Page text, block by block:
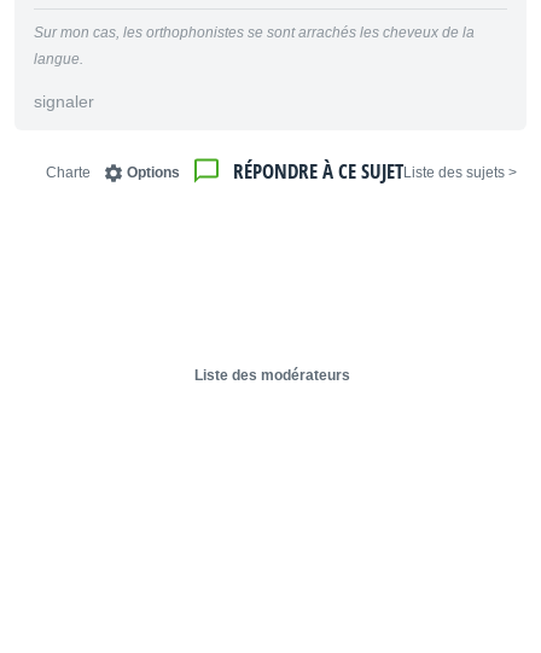
Sur mon cas, les orthophonistes se sont arrachés les cheveux de la
langue.
signaler
< Liste des sujets
RÉPONDRE À CE SUJET
Options
Charte
Liste des modérateurs